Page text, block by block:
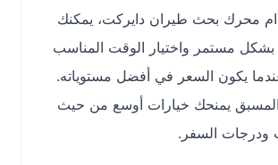
بحث طيران دايركت، يمكنك
مستمر واختيار الوقت المناسب
يكون السعر في أفضل مستوياته.
يمنحك خيارات أوسع من حيث
السفر.